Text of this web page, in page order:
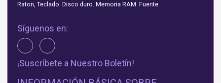
Raton, Teclado. Disco duro. Memoria RAM. Fuente.
Síguenos en:
¡Suscríbete a Nuestro Boletín!